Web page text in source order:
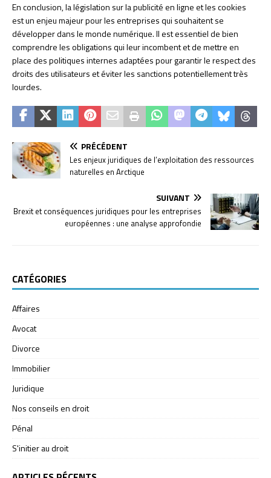
En conclusion, la législation sur la publicité en ligne et les cookies
est un enjeu majeur pour les entreprises qui souhaitent se
développer dans le monde numérique. Il est essentiel de bien
comprendre les obligations qui leur incombent et de mettre en
place des politiques internes adaptées pour garantir le respect des
droits des utilisateurs et éviter les sanctions potentiellement très
lourdes.
PRÉCÉDENT
Les enjeux juridiques de l’exploitation des ressources
naturelles en Arctique
SUIVANT
Brexit et conséquences juridiques pour les entreprises
européennes : une analyse approfondie
CATÉGORIES
Affaires
Avocat
Divorce
Immobilier
Juridique
Nos conseils en droit
Pénal
S'initier au droit